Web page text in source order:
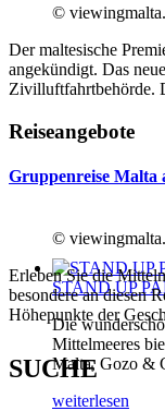
STAND UP
Die
Mittelmeeres
Malta, Gozo &
weiterlesen
©
Der maltesische
angekündigt. Das
Zivilluftfahrtbehörde.
Reiseangebote
Gruppenreise Malta
©
Erleben Sie die
besondere an diesen
Höhepunkte der
SUCHE